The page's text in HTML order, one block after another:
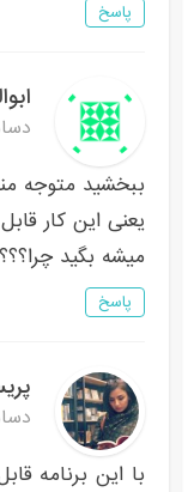
پاسخ
دسامبر 18,
ببخشید متوجه
یعنی این کار
میشه بگید چرا؟؟؟
پاسخ
دسامبر 18,
با این برنامه